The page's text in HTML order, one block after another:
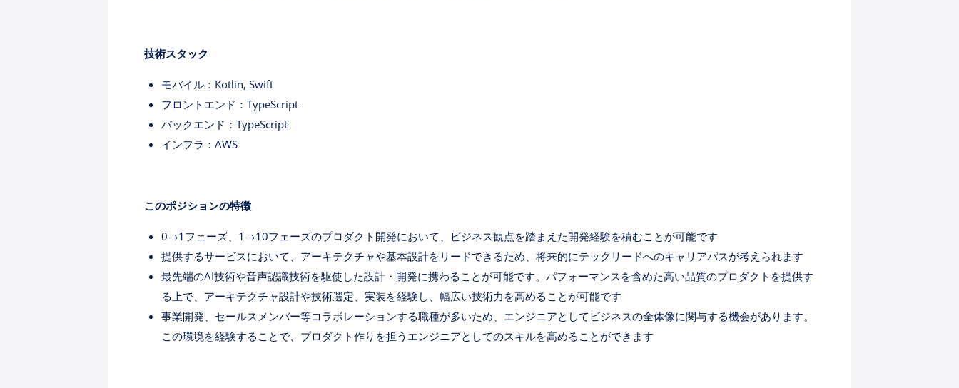
技術スタック
モバイル：Kotlin, Swift
フロントエンド：TypeScript
バックエンド：TypeScript
インフラ：AWS
このポジションの特徴
0→1フェーズ、1→10フェーズのプロダクト開発において、ビジネス観点を踏まえた開発経験を積むことが可能です
提供するサービスにおいて、アーキテクチャや基本設計をリードできるため、将来的にテックリードへのキャリアパスが考えられます
最先端のAI技術や音声認識技術を駆使した設計・開発に携わることが可能です。パフォーマンスを含めた高い品質のプロダクトを提供す
る上で、アーキテクチャ設計や技術選定、実装を経験し、幅広い技術力を高めることが可能です
事業開発、セールスメンバー等コラボレーションする職種が多いため、エンジニアとしてビジネスの全体像に関与する機会があります。
この環境を経験することで、プロダクト作りを担うエンジニアとしてのスキルを高めることができます